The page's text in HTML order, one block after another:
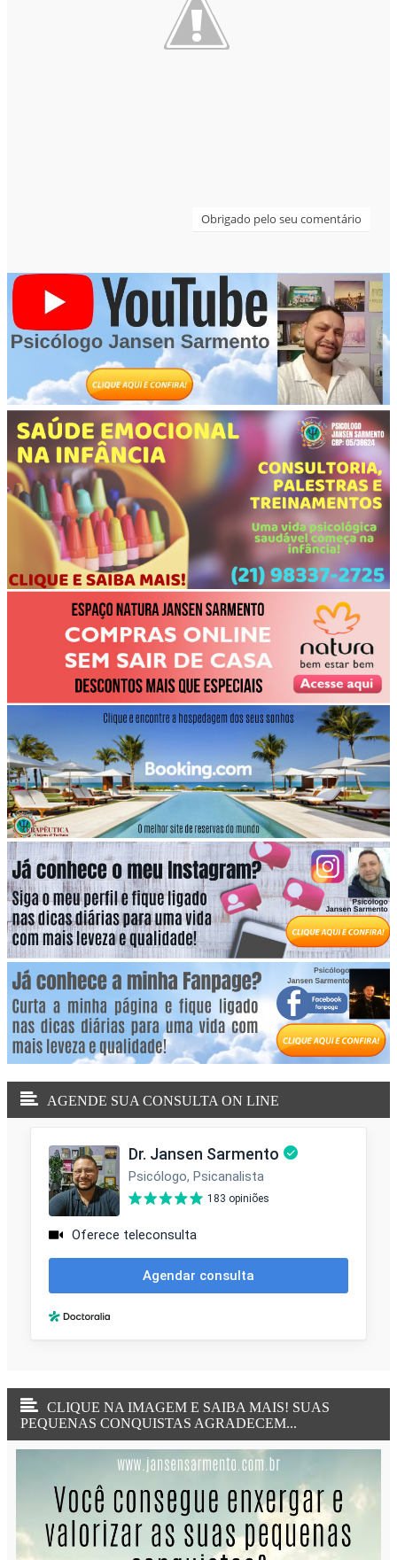
Obrigado pelo seu comentário
AGENDE SUA CONSULTA ON LINE
CLIQUE NA IMAGEM E SAIBA MAIS! SUAS
PEQUENAS CONQUISTAS AGRADECEM...